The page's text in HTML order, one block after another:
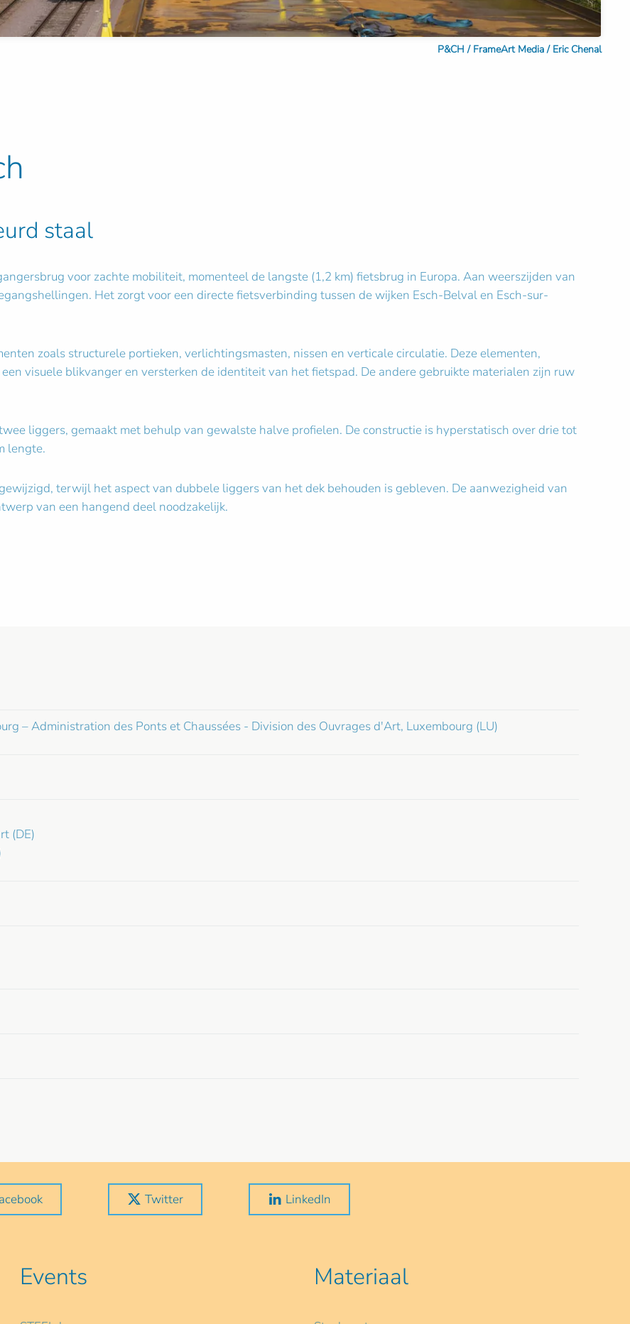
P&CH / FrameArt Media / Eric Chenal
staal
voor zachte mobiliteit, momenteel de langste (1,2 km) fietsbrug in Europa. Aan weerszijden van
Het zorgt voor een directe fietsverbinding tussen de wijken Esch-Belval en Esch-sur-
zoals structurele portieken, verlichtingsmasten, nissen en verticale circulatie. Deze elementen,
visuele blikvanger en versterken de identiteit van het fietspad. De andere gebruikte materialen zijn ruw
liggers, gemaakt met behulp van gewalste halve profielen. De constructie is hyperstatisch over drie tot
lengte.
terwijl het aspect van dubbele liggers van het dek behouden is gebleven. De aanwezigheid van
van een hangend deel noodzakelijk.
– Administration des Ponts et Chaussées - Division des Ouvrages d'Art, Luxembourg (LU)
(DE)
Twitter LinkedIn
Events Materiaal